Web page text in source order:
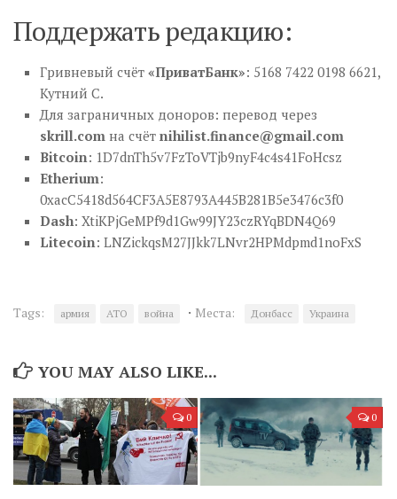
Поддержать редакцию:
Гривневый счёт «ПриватБанк»: 5168 7422 0198 6621,
Кутний С.
Для заграничных доноров: перевод через
skrill.com на счёт nihilist.finance@gmail.com
Bitcoin: 1D7dnTh5v7FzToVTjb9nyF4c4s41FoHcsz
Etherium:
0xacC5418d564CF3A5E8793A445B281B5e3476c3f0
Dash: XtiKPjGeMPf9d1Gw99JY23czRYqBDN4Q69
Litecoin: LNZickqsM27JJkk7LNvr2HPMdpmd1noFxS
Tags: армия АТО война · Места: Донбасс Украина
YOU MAY ALSO LIKE...
0 0